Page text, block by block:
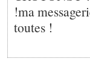
!ma
toutes !